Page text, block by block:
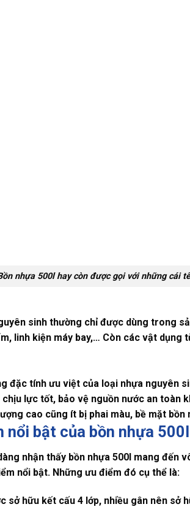
nhựa 500l hay còn được gọi với những cái
sinh thường chỉ được dùng trong
linh kiện máy bay,… Còn các vật
đặc tính ưu việt của loại nhựa nguyên
chịu lực tốt, bảo vệ nguồn nước an toàn
cao cũng ít bị phai màu, bề mặt
nổi bật của bồn nhựa 500l
nhận thấy bồn nhựa 500l mang đến
nổi bật. Những ưu điểm đó cụ thể là:
sở hữu kết cấu 4 lớp, nhiều gân nên sở